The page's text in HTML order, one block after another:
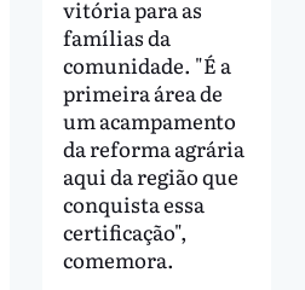
vitória para as
famílias da
comunidade. "É a
primeira área de
um acampamento
da reforma agrária
aqui da região que
conquista essa
certificação",
comemora.